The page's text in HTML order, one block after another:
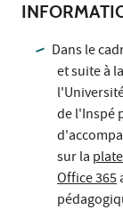
Dans le
et suite à
de l'Inspé
sur la
Office 365